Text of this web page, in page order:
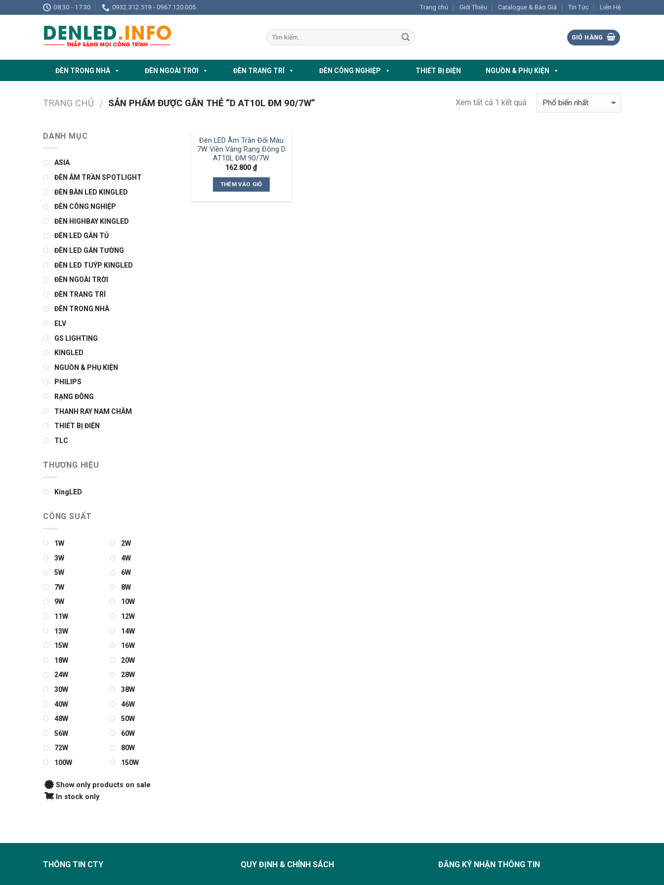
to
08:30 - 17:30 0932.312.519 - 0967.120.005 Trang chủ Giới Thiệu Catalogue & Báo Giá Tin Tức Liên Hệ
GIỎ HÀNG
ĐÈN TRONG NHÀ ĐÈN NGOÀI TRỜI ĐÈN TRANG TRÍ ĐÈN CÔNG NGHIỆP THIẾT BỊ ĐIỆN NGUỒN & PHỤ KIỆN
TRANG CHỦ / SẢN PHẨM ĐƯỢC GẮN THẺ “D AT10L ĐM 90/7W” Xem tất cả 1 kết quả
DANH MỤC
ASIA
ĐÈN ÂM TRẦN SPOTLIGHT
ĐÈN BÀN LED KINGLED
ĐÈN CÔNG NGHIỆP
ĐÈN HIGHBAY KINGLED
ĐÈN LED GẮN TỦ
ĐÈN LED GẮN TƯỜNG
ĐÈN LED TUÝP KINGLED
ĐÈN NGOÀI TRỜI
ĐÈN TRANG TRÍ
ĐÈN TRONG NHÀ
ELV
GS LIGHTING
KINGLED
NGUỒN & PHỤ KIỆN
PHILIPS
RẠNG ĐÔNG
THANH RAY NAM CHÂM
THIẾT BỊ ĐIỆN
TLC
THƯƠNG HIỆU
KingLED
CÔNG SUẤT
1W
2W
3W
4W
5W
6W
7W
8W
9W
10W
11W
12W
13W
14W
15W
16W
18W
20W
24W
28W
30W
38W
40W
46W
48W
50W
56W
60W
72W
80W
100W
150W
Show only products on sale
In stock only
Đèn LED Âm Trần Đổi Màu
7W Viền Vàng Rạng Đông D
AT10L ĐM 90/7W
162.800₫
THÊM VÀO GIỎ
THÔNG TIN CTY QUY ĐỊNH & CHÍNH SÁCH ĐĂNG KÝ NHẬN THÔNG TIN